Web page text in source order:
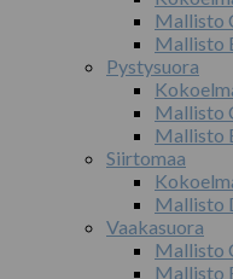
Mallisto
Mallisto
Pystysuora
Mallisto
Mallisto
Siirtomaa
Mallisto
Vaakasuora
Mallisto
Mallisto